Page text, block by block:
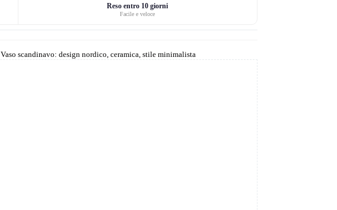
Reso entro 10 giorni
Facile e veloce
Vaso scandinavo: design nordico, ceramica, stile minimalista